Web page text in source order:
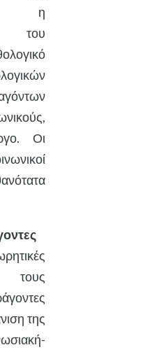
η
του
Οι
τους
της